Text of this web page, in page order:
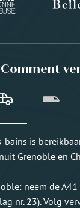
Comment
bains is
Grenoble en
neem de
nr. 23). Volg